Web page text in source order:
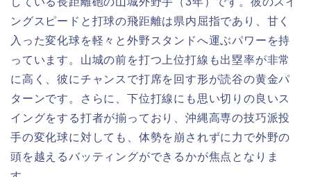
ングスピードと打球の飛距離は県内屈指であり、甘く
入った変化球を軽々と外野スタンドへ運ぶパワーを持
っています。山城の前を打つ上位打線も出塁率が非常
に高く、彼にチャンスで打席を回す形が読谷の黄金パ
ターンです。さらに、下位打線にも思い切りの良いス
イングをする打者が揃っており、沖縄高専の技巧派投
手の変化球に対しても、体勢を崩されずに力で外野の
頭を越えるバッティングができるかが焦点となりま